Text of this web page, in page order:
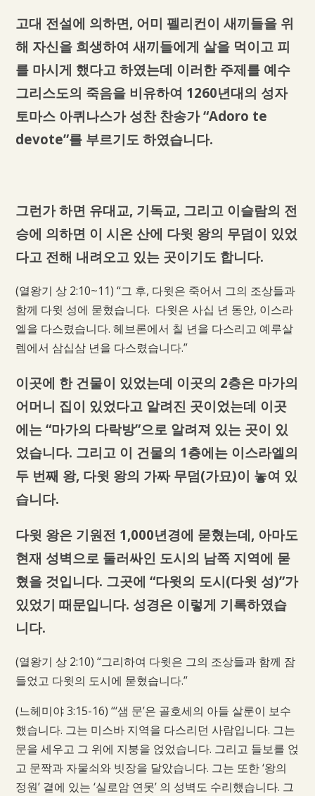
고대 전설에 의하면, 어미 펠리컨이 새끼들을 위
해 자신을 희생하여 새끼들에게 살을 먹이고 피
를 마시게 했다고 하였는데 이러한 주제를 예수
그리스도의 죽음을 비유하여 1260년대의 성자
토마스 아퀴나스가 성찬 찬송가 “Adoro te
devote”를 부르기도 하였습니다.
그런가 하면 유대교, 기독교, 그리고 이슬람의 전
승에 의하면 이 시온 산에 다윗 왕의 무덤이 있었
다고 전해 내려오고 있는 곳이기도 합니다.
(열왕기 상 2:10~11) “그 후, 다윗은 죽어서 그의 조상들과
함께 다윗 성에 묻혔습니다. 다윗은 사십 년 동안, 이스라
엘을 다스렸습니다. 헤브론에서 칠 년을 다스리고 예루살
렘에서 삼십삼 년을 다스렸습니다.”
이곳에 한 건물이 있었는데 이곳의 2층은 마가의
어머니 집이 있었다고 알려진 곳이었는데 이곳
에는 “마가의 다락방”으로 알려져 있는 곳이 있
었습니다. 그리고 이 건물의 1층에는 이스라엘의
두 번째 왕, 다윗 왕의 가짜 무덤(가묘)이 놓여 있
습니다.
다윗 왕은 기원전 1,000년경에 묻혔는데, 아마도
현재 성벽으로 둘러싸인 도시의 남쪽 지역에 묻
혔을 것입니다. 그곳에 “다윗의 도시(다윗 성)”가
있었기 때문입니다. 성경은 이렇게 기록하였습
니다.
(열왕기 상 2:10) “그리하여 다윗은 그의 조상들과 함께 잠
들었고 다윗의 도시에 묻혔습니다.”
(느헤미야 3:15-16) “‘샘 문’은 골호세의 아들 살룬이 보수
했습니다. 그는 미스바 지역을 다스리던 사람입니다. 그는
문을 세우고 그 위에 지붕을 얹었습니다. 그리고 들보를 얹
고 문짝과 자물쇠와 빗장을 달았습니다. 그는 또한 ‘왕의
정원’ 곁에 있는 ‘실로암 연못’ 의 성벽도 수리했습니다. 그